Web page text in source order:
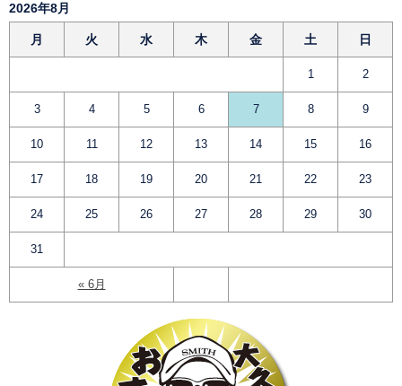
2026年8月
月 火 水 木 金 土 日
« 6月
1 2
3 4 5 6 7 8 9
10 11 12 13 14 15 16
17 18 19 20 21 22 23
24 25 26 27 28 29 30
31